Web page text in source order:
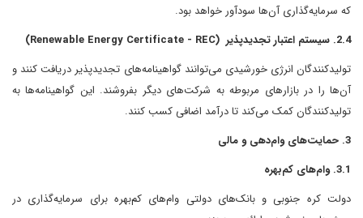
که سرمایه‌گذاری آن‌ها سودآور خواهد بود.
2.4. سیستم اعتبار تجدیدپذیر (Renewable Energy Certificate - REC)
تولیدکنندگان انرژی خورشیدی می‌توانند گواهینامه‌های تجدیدپذیر دریافت کنند و
آن‌ها را در بازارهای مربوطه به شرکت‌های دیگر بفروشند. این گواهینامه‌ها به
تولیدکنندگان کمک می‌کند تا درآمد اضافی کسب کنند.
3. حمایت‌های وام‌دهی و مالی
3.1. وام‌های کم‌بهره
دولت کره جنوبی و بانک‌های دولتی وام‌های کم‌بهره برای سرمایه‌گذاری در